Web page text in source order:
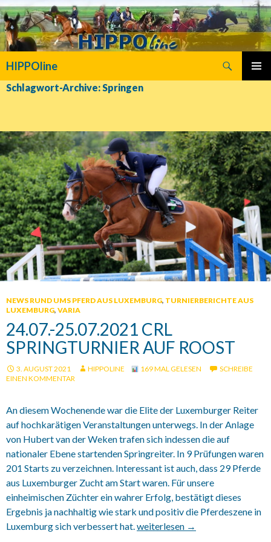
HIPPOline
ZUM
Schlagwort-Archive: Springen
NEWS RUND UMS PFERD AUS LUXEMBURG, TURNIERBERICHTE AUS
LUXEMBURG, VARIA
24.07.-25.07.2021 CRL
SPRINGTURNIER AUF ROOST
3. AUGUST 2021 HIPPOLINE 169 MAL GELESEN
SCHREIBE
EINEN KOMMENTAR
An diesem Wochenende war die Elite der Luxemburger Reiter
auf hochkarätigen Veranstaltungen unterwegs. In der Anlage
von Hubert van der Weken trafen sich indessen die auf
nationaler Ebene startenden Springreiter. In 9 Prüfungen waren
201 Starts zu verzeichnen. Interessant ist auch, dass 29 Pferde
aus Luxemburger Zucht am Start waren. Für unsere
einheimischen Züchter ein wahrer Erfolg, bestätigt dieses
Ergebnis ja nachhaltig wie stark und positiv die Pferdeszene in
Luxemburg sich verbessert hat.24.07.-25.07.2021 CRL
weiterlesen →